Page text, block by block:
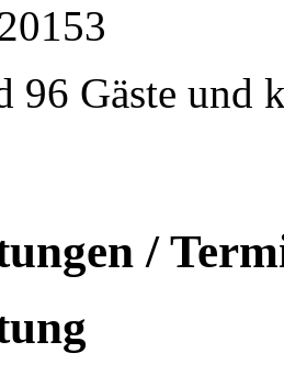
96 Gäste und
/